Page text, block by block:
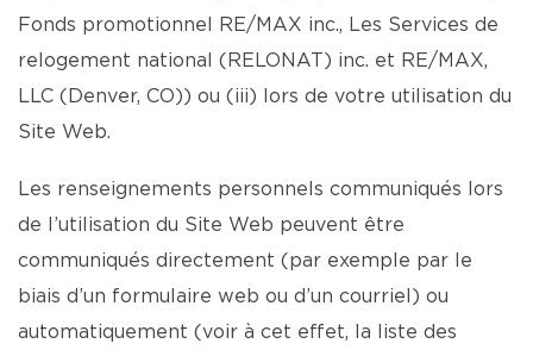
Fonds promotionnel RE/MAX inc., Les Services de
relogement national (RELONAT) inc. et RE/MAX,
LLC (Denver, CO)) ou (iii) lors de votre utilisation du
Site Web.
Les renseignements personnels communiqués lors
de l’utilisation du Site Web peuvent être
communiqués directement (par exemple par le
biais d’un formulaire web ou d’un courriel) ou
automatiquement (voir à cet effet, la liste des